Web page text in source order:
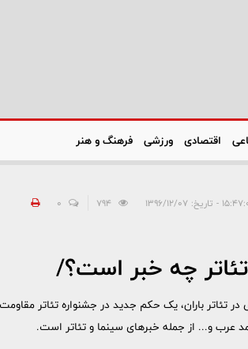
اقتصادی ورزشی فرهنگ و هنر
0
چه خبر است؟/
تئاتر باران، یک حکم جدید در جشنواره تئاتر
عرب و... از جمله خبرهای سینما و تئاتر است.